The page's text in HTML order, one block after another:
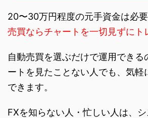
20〜30万円程度の元手資金は必要
売買ならチャートを一切見ずにト
自動売買を選ぶだけで運用できる
ートを見たことない人でも、気軽
できます。
FXを知らない人・忙しい人は、